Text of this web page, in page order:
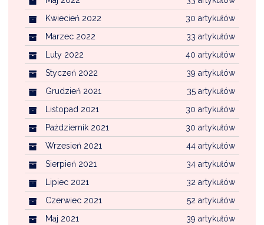
30 artykułów
Kwiecień 2022
33 artykułów
Marzec 2022
40 artykułów
Luty 2022
39 artykułów
Styczeń 2022
35 artykułów
Grudzień 2021
30 artykułów
Listopad 2021
30 artykułów
Październik 2021
44 artykułów
Wrzesień 2021
34 artykułów
Sierpień 2021
32 artykułów
Lipiec 2021
52 artykułów
Czerwiec 2021
39 artykułów
Maj 2021